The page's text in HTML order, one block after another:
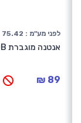
לפני מע"מ : 75.42 ₪
אנטנה מוגברת 22DB לקליטת שידורי עידן פלוס SAKAL
89 ₪